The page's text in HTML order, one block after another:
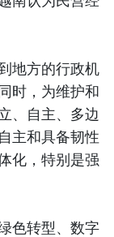
地方的行政机
时，为维护和
、自主、多边
主和具备韧性
化，特别是强
色转型、数字